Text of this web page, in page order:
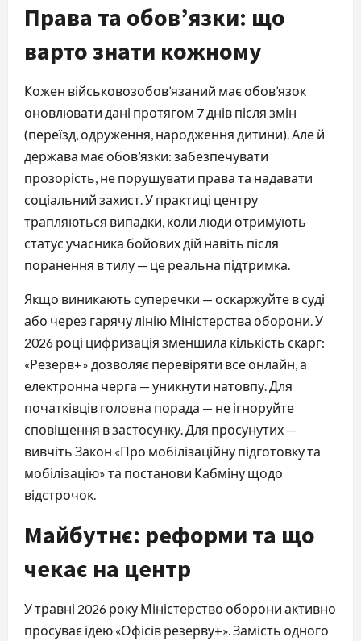
Права та обов’язки: що
варто знати кожному
Кожен військовозобов’язаний має обов’язок
оновлювати дані протягом 7 днів після змін
(переїзд, одруження, народження дитини). Але й
держава має обов’язки: забезпечувати
прозорість, не порушувати права та надавати
соціальний захист. У практиці центру
трапляються випадки, коли люди отримують
статус учасника бойових дій навіть після
поранення в тилу — це реальна підтримка.
Якщо виникають суперечки — оскаржуйте в суді
або через гарячу лінію Міністерства оборони. У
2026 році цифризація зменшила кількість скарг:
«Резерв+» дозволяє перевіряти все онлайн, а
електронна черга — уникнути натовпу. Для
початківців головна порада — не ігноруйте
сповіщення в застосунку. Для просунутих —
вивчіть Закон «Про мобілізаційну підготовку та
мобілізацію» та постанови Кабміну щодо
відстрочок.
Майбутнє: реформи та що
чекає на центр
У травні 2026 року Міністерство оборони активно
просуває ідею «Офісів резерву+». Замість одного